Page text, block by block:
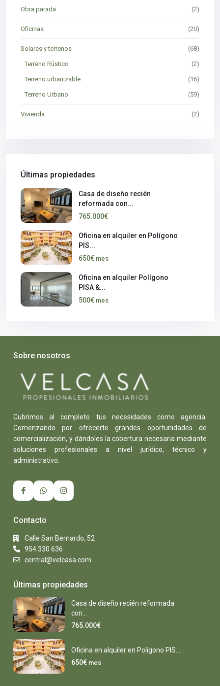
Obra parada (2)
Oficinas (20)
Solares y terrenos (68)
Terreno Rústico (2)
Terreno urbanizable (16)
Terreno Urbano (59)
Vivienda (2)
Últimas propiedades
Casa de diseño recién
reformada con...
765.000€
Oficina en alquiler en Polígono
PIS...
650€ mes
Oficina en alquiler Polígono
PISA &...
500€ mes
Sobre nosotros
Cubrimos al completo tus necesidades como agencia.
Comenzando por ofrecerte grandes oportunidades de
comercialización, y dándoles la cobertura necesaria mediante
soluciones profesionales a nivel jurídico, técnico y
administrativo.
Contacto
Calle San Bernardo, 52
954 330 636
central@velcasa.com
Últimas propiedades
Casa de diseño recién reformada
con...
765.000€
Oficina en alquiler en Polígono PIS...
650€ mes